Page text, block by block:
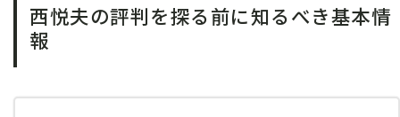
西悦夫の評判を探る前に知るべき基本情
報